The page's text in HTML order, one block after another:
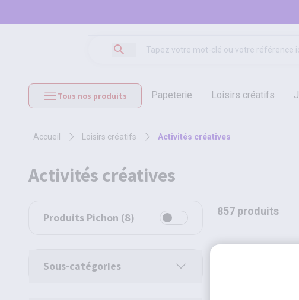
Tous nos produits papeterie loisirs créatifs
accueil loisirs créatifs activités créatives
activités créatives
Produits Pichon (8)
Sous-catégories
857 produits